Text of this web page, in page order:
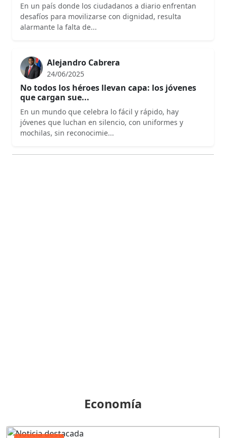
En un país donde los ciudadanos a diario enfrentan
desafíos para movilizarse con dignidad, resulta
alarmante la falta de...
Alejandro Cabrera
24/06/2025
No todos los héroes llevan capa: los jóvenes
que cargan sue...
En un mundo que celebra lo fácil y rápido, hay
jóvenes que luchan en silencio, con uniformes y
mochilas, sin reconocimie...
Economía